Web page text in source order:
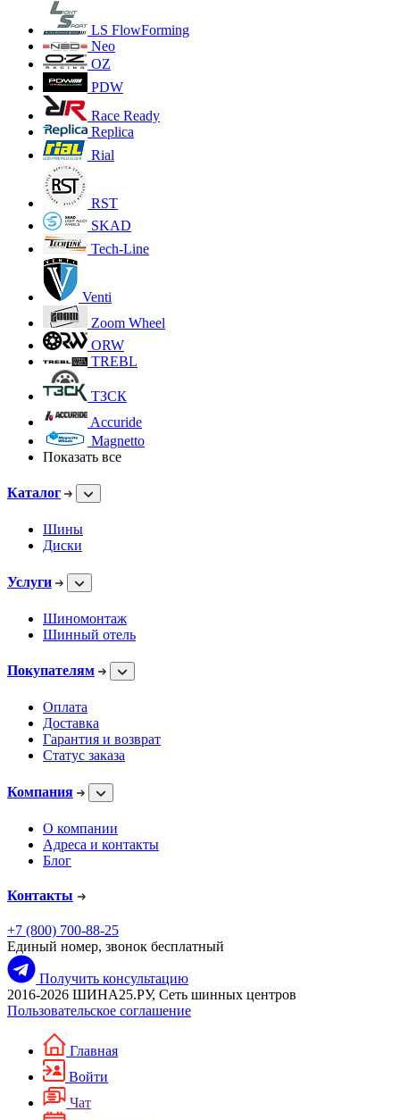
LS FlowForming
Neo
OZ
PDW
Race Ready
Replica
Rial
RST
SKAD
Tech-Line
Venti
Zoom Wheel
ORW
TREBL
ТЗСК
Accuride
Magnetto
Показать все
Каталог
Шины
Диски
Услуги
Шиномонтаж
Шинный отель
Покупателям
Оплата
Доставка
Гарантия и возврат
Статус заказа
Компания
О компании
Адреса и контакты
Блог
Контакты
+7 (800) 700-88-25
Единый номер, звонок бесплатный
Получить консультацию
2016-2026 ШИНА25.РУ, Сеть шинных центров
Пользовательское соглашение
Главная
Войти
Чат